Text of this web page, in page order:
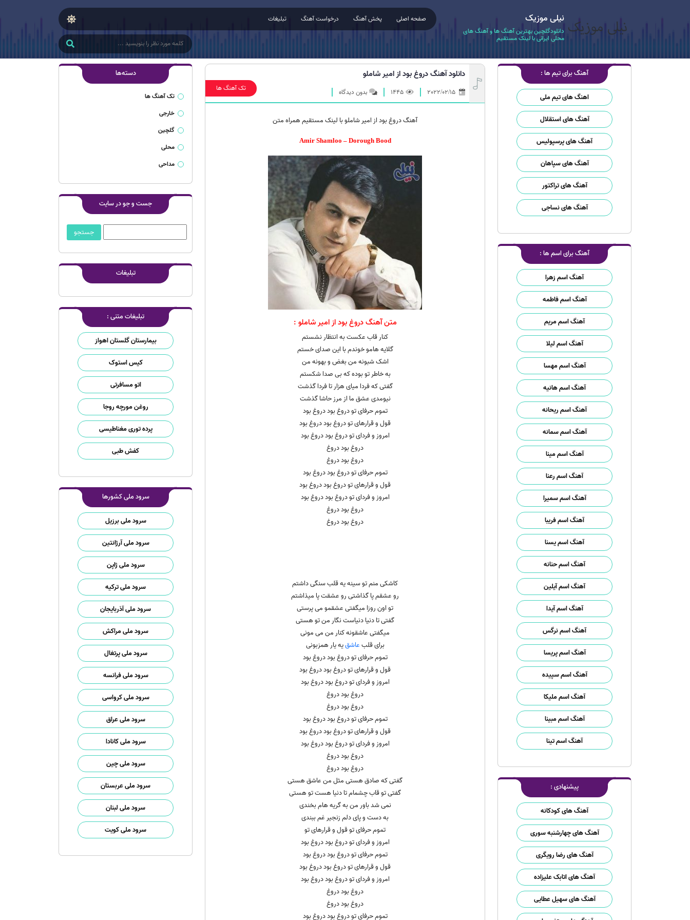
نیلی موزیک
دانلودگلچین بهترین آهنگ ها و آهنگ های
محلی ایرانی با لینک مستقیم
صفحه اصلی پخش آهنگ درخواست آهنگ تبلیغات
آهنگ برای تیم ها :
اهنگ های تیم ملی
آهنگ های استقلال
آهنگ های پرسپولیس
آهنگ های سپاهان
آهنگ های تراکتور
آهنگ های نساجی
آهنگ برای اسم ها :
آهنگ اسم زهرا
آهنگ اسم فاطمه
آهنگ اسم مریم
آهنگ اسم لیلا
آهنگ اسم مهسا
آهنگ اسم هانیه
آهنگ اسم ریحانه
آهنگ اسم سمانه
آهنگ اسم مینا
آهنگ اسم رعنا
آهنگ اسم سمیرا
آهنگ اسم فریبا
آهنگ اسم یسنا
آهنگ اسم حنانه
آهنگ اسم آیلین
آهنگ اسم آیدا
آهنگ اسم نرگس
آهنگ اسم پریسا
آهنگ اسم سپیده
آهنگ اسم ملیکا
آهنگ اسم مبینا
آهنگ اسم تینا
پیشنهادی :
آهنگ های کودکانه
آهنگ های چهارشنبه سوری
آهنگ های رضا رویگری
آهنگ های اتابک علیزاده
آهنگ های سهیل عطایی
دانلود آهنگ دروغ بود از امیر شاملو
1445 بدون دیدگاه تک آهنگ ها
آهنگ دروغ بود از امیر شاملو با لینک مستقیم همراه متن
Amir Shamloo – Dorough Bood
متن آهنگ دروغ بود از امیر شاملو :
کنار قاب عکست به انتظار نشستم
گلایه هامو خوندم با این صدای خستم
اشک شبونه من بغض و بهونه من
به خاطر تو بوده که بی صدا شکستم
گفتی که فردا میای هزار تا فردا گذشت
نیومدی عشق ما از مرز حاشا گذشت
تموم حرفای تو دروغ بود دروغ بود
قول و قرارهای تو دروغ بود دروغ بود
امروز و فردای تو دروغ بود دروغ بود
دروغ بود دروغ
دروغ بود دروغ
تموم حرفای تو دروغ بود دروغ بود
قول و قرارهای تو دروغ بود دروغ بود
امروز و فردای تو دروغ بود دروغ بود
دروغ بود دروغ
دروغ بود دروغ
کاشکی منم تو سینه یه قلب سنگی داشتم
رو عشقم پا گذاشتی رو عشقت پا میذاشتم
تو اون روزا میگفتی عشقمو می پرستی
گفتی تا دنیا دنیاست نگار من تو هستی
میگفتی عاشقونه کنار من می مونی
برای قلبعاشقیه یار همزبونی
تموم حرفای تو دروغ بود دروغ بود
قول و قرارهای تو دروغ بود دروغ بود
امروز و فردای تو دروغ بود دروغ بود
دروغ بود دروغ
دروغ بود دروغ
تموم حرفای تو دروغ بود دروغ بود
قول و قرارهای تو دروغ بود دروغ بود
امروز و فردای تو دروغ بود دروغ بود
دروغ بود دروغ
دروغ بود دروغ
گفتی که صادق هستی مثل من عاشق هستی
گفتی تو قاب چشمام تا دنیا هست تو هستی
نمی شد باور من به گریه هام بخندی
به دست و پای دلم زنجیر غم ببندی
تموم حرفای تو قول و قرارهای تو
امروز و فردای تو دروغ بود دروغ بود
تموم حرفای تو دروغ بود دروغ بود
قول و قرارهای تو دروغ بود دروغ بود
امروز و فردای تو دروغ بود دروغ بود
دروغ بود دروغ
دروغ بود دروغ
تموم حرفای تو دروغ بود دروغ بود
دسته‌ها
تک آهنگ ها
خارجی
گلچین
محلی
مداحی
جست و جو در سایت
تبلیغات
تبلیغات متنی :
بیمارستان گلستان اهواز
کیس استوک
اتو مسافرتی
روغن مورچه روجا
پرده توری مغناطیسی
کفش طبی
سرود ملی کشورها
سرود ملی برزیل
سرود ملی آرژانتین
سرود ملی ژاپن
سرود ملی ترکیه
سرود ملی آذربایجان
سرود ملی مراکش
سرود ملی پرتغال
سرود ملی فرانسه
سرود ملی کرواسی
سرود ملی عراق
سرود ملی کانادا
سرود ملی چین
سرود ملی عربستان
سرود ملی لبنان
سرود ملی کویت